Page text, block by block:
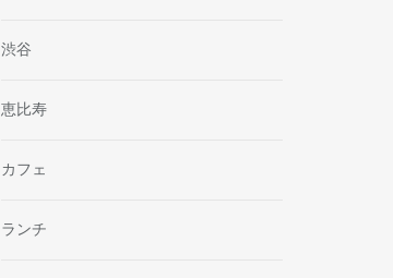
渋谷
恵比寿
カフェ
ランチ